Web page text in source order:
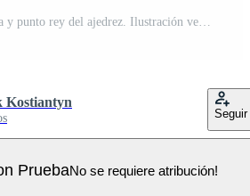
Línea de puré abstracta y punto rey del ajedrez. Ilustración vectorial de negocios Poligonal baja poli. Vector Pro
Kostiantyn
Seguir
PruebaNo se requiere atribución!